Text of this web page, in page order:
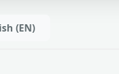
(EN)